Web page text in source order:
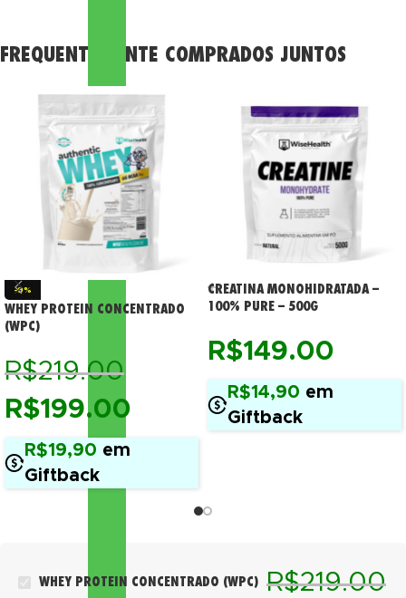
FREQUENTEMENTE COMPRADOS JUNTOS
-9%
WHEY PROTEIN CONCENTRADO
(WPC)
R$219.00
R$199.00
R$19,90 em
Giftback
CREATINA MONOHIDRATADA –
100% PURE – 500G
R$149.00
R$14,90 em
Giftback
WHEY PROTEIN CONCENTRADO (WPC) R$219.00